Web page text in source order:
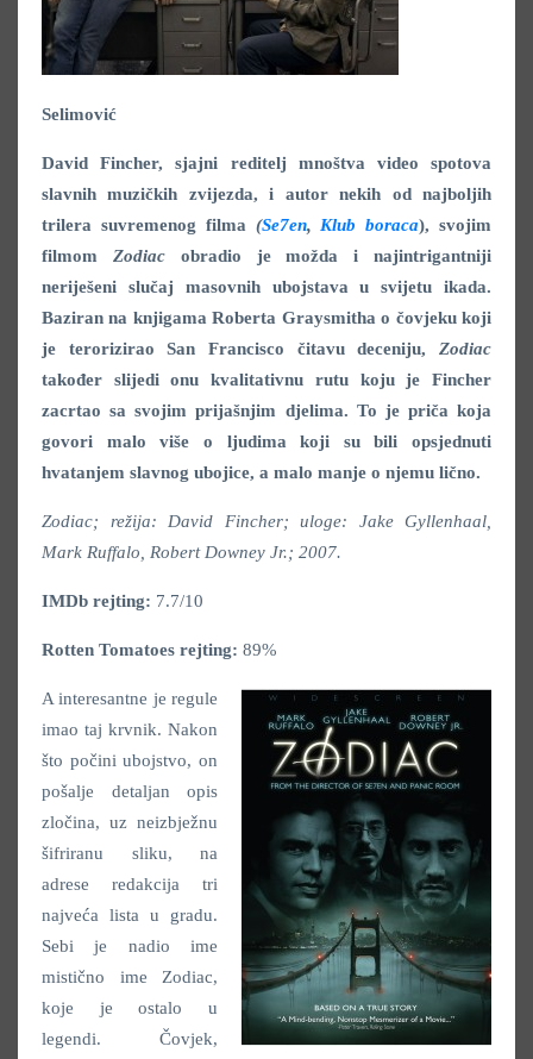
Selimović
David Fincher, sjajni reditelj mnoštva video spotova
slavnih muzičkih zvijezda, i autor nekih od najboljih
trilera suvremenog filma (Se7en, Klub boraca), svojim
filmom Zodiac obradio je možda i najintrigantniji
neriješeni slučaj masovnih ubojstava u svijetu ikada.
Baziran na knjigama Roberta Graysmitha o čovjeku koji
je terorizirao San Francisco čitavu deceniju, Zodiac
također slijedi onu kvalitativnu rutu koju je Fincher
zacrtao sa svojim prijašnjim djelima. To je priča koja
govori malo više o ljudima koji su bili opsjednuti
hvatanjem slavnog ubojice, a malo manje o njemu lično.
Zodiac; režija: David Fincher; uloge:
Jake Gyllenhaal,
Mark Ruffalo, Robert Downey Jr.; 2007.
IMDb rejting: 7.7/10
Rotten Tomatoes rejting: 89%
A interesantne je regule
imao taj krvnik. Nakon
što počini ubojstvo, on
pošalje detaljan opis
zločina, uz neizbježnu
šifriranu sliku, na
adrese redakcija tri
najveća lista u gradu.
Sebi je nadio ime
mistično ime Zodiac,
koje je ostalo u
legendi. Čovjek,